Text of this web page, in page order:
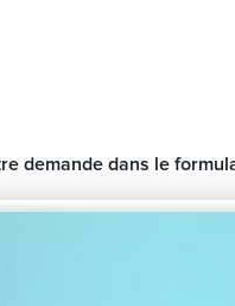
demande dans le